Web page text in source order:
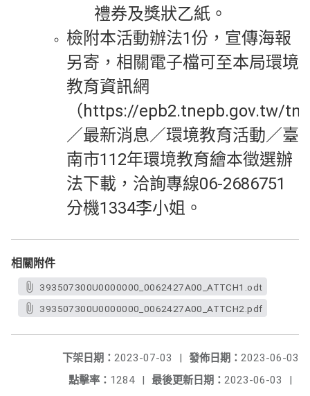
禮券及獎狀乙紙。
檢附本活動辦法1份，宣傳海報
另寄，相關電子檔可至本局環境
教育資訊網
（https://epb2.tnepb.gov.tw/
／最新消息／環境教育活動／臺
南市112年環境教育繪本徵選辦
法下載，洽詢專線06-2686751
分機1334李小姐。
相關附件
393507300U0000000_0062427A00_ATTCH1.odt
393507300U0000000_0062427A00_ATTCH2.pdf
發佈日期： 2023-06-03
下架日期： 2023-07-03
|
最後更新日期： 2023-06-03 |
點擊率： 1284 |